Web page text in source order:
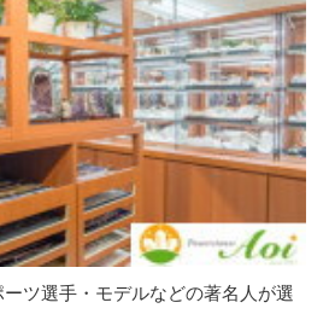
ツ選手・モデルなどの著名人が選